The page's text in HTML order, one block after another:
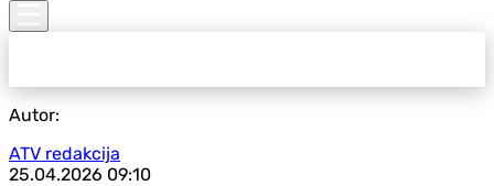
Autor:
ATV redakcija
25.04.2026 09:10